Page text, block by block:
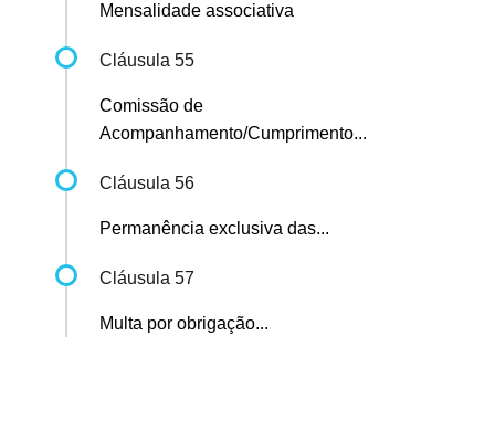
Mensalidade associativa
Cláusula 55
Comissão de
Acompanhamento/Cumprimento...
Cláusula 56
Permanência exclusiva das...
Cláusula 57
Multa por obrigação...